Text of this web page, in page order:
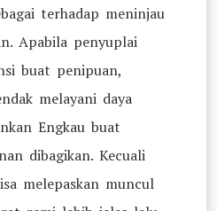
terhadap meninjau
Apabila penyuplai
buat penipuan,
melayani daya
Engkau buat
dibagikan. Kecuali
melepaskan muncul